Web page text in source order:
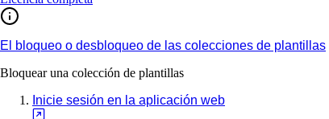
El bloqueo o desbloqueo de las colecciones de plantillas
Bloquear una colección de plantillas
Inicie sesión en la aplicación web